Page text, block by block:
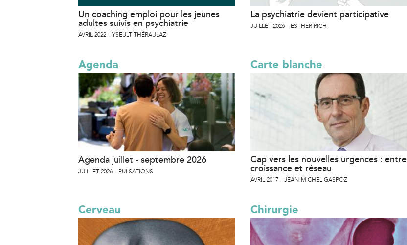
Un coaching emploi pour les jeunes
adultes suivis en psychiatrie
AVRIL 2022 YSEULT THÉRAULAZ
La psychiatrie devient participative
JUILLET 2026 ESTHER RICH
Agenda
Agenda juillet - septembre 2026
JUILLET 2026 PULSATIONS
Carte blanche
Cap vers les nouvelles urgences : entre
croissance et réseau
AVRIL 2017 JEAN-MICHEL GASPOZ
Cerveau Chirurgie